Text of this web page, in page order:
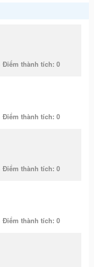
Điểm thành tích 0
Điểm thành tích 0
Điểm thành tích 0
Điểm thành tích 0